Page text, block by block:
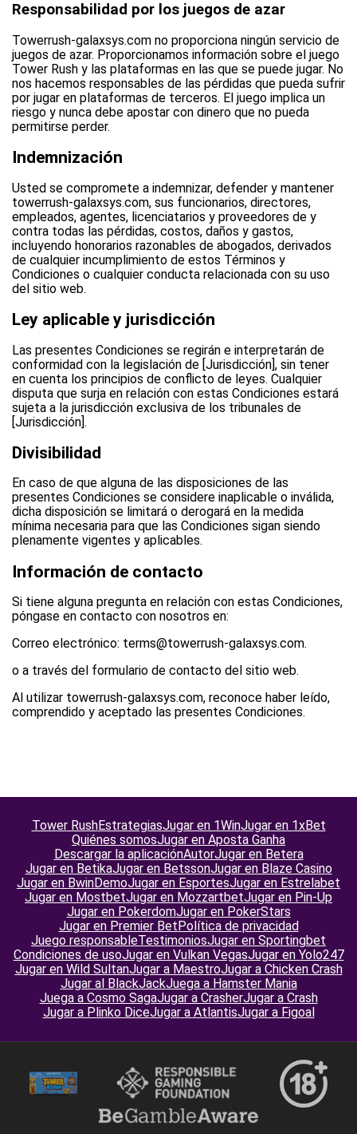
Responsabilidad por los juegos de azar
Towerrush-galaxsys.com no proporciona ningún servicio de
juegos de azar. Proporcionamos información sobre el juego
Tower Rush y las plataformas en las que se puede jugar. No
nos hacemos responsables de las pérdidas que pueda sufrir
por jugar en plataformas de terceros. El juego implica un
riesgo y nunca debe apostar con dinero que no pueda
permitirse perder.
Indemnización
Usted se compromete a indemnizar, defender y mantener
towerrush-galaxsys.com, sus funcionarios, directores,
empleados, agentes, licenciatarios y proveedores de y
contra todas las pérdidas, costos, daños y gastos,
incluyendo honorarios razonables de abogados, derivados
de cualquier incumplimiento de estos Términos y
Condiciones o cualquier conducta relacionada con su uso
del sitio web.
Ley aplicable y jurisdicción
Las presentes Condiciones se regirán e interpretarán de
conformidad con la legislación de [Jurisdicción], sin tener
en cuenta los principios de conflicto de leyes. Cualquier
disputa que surja en relación con estas Condiciones estará
sujeta a la jurisdicción exclusiva de los tribunales de
[Jurisdicción].
Divisibilidad
En caso de que alguna de las disposiciones de las
presentes Condiciones se considere inaplicable o inválida,
dicha disposición se limitará o derogará en la medida
mínima necesaria para que las Condiciones sigan siendo
plenamente vigentes y aplicables.
Información de contacto
Si tiene alguna pregunta en relación con estas Condiciones,
póngase en contacto con nosotros en:
Correo electrónico: terms@towerrush-galaxsys.com.
o a través del formulario de contacto del sitio web.
Al utilizar towerrush-galaxsys.com, reconoce haber leído,
comprendido y aceptado las presentes Condiciones.
Tower RushEstrategiasJugar en 1WinJugar en 1xBet
Quiénes somosJugar en Aposta Ganha
Descargar la aplicaciónAutorJugar en Betera
Jugar en BetikaJugar en BetssonJugar en Blaze Casino
Jugar en BwinDemoJugar en EsportesJugar en Estrelabet
Jugar en MostbetJugar en MozzartbetJugar en Pin-Up
Jugar en PokerdomJugar en PokerStars
Jugar en Premier BetPolítica de privacidad
Juego responsableTestimoniosJugar en Sportingbet
Condiciones de usoJugar en Vulkan VegasJugar en Yolo247
Jugar en Wild SultanJugar a MaestroJugar a Chicken Crash
Jugar al BlackJackJuega a Hamster Mania
Juega a Cosmo SagaJugar a CrasherJugar a Crash
Jugar a Plinko DiceJugar a AtlantisJugar a Figoal